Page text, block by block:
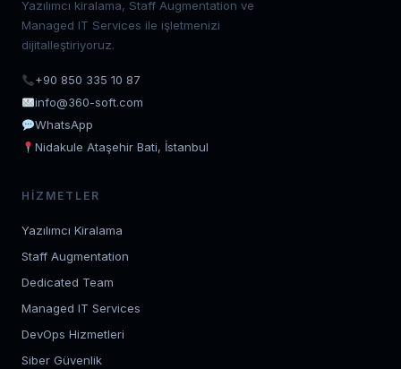
Yazılımcı kiralama, Staff Augmentation ve
Managed IT Services ile işletmenizi
dijitalleştiriyoruz.
+90 850 335 10 87
info@360-soft.com
WhatsApp
Nidakule Ataşehir Bati, İstanbul
HIZMETLER
Yazılımcı Kiralama
Staff Augmentation
Dedicated Team
Managed IT Services
DevOps Hizmetleri
Siber Güvenlik